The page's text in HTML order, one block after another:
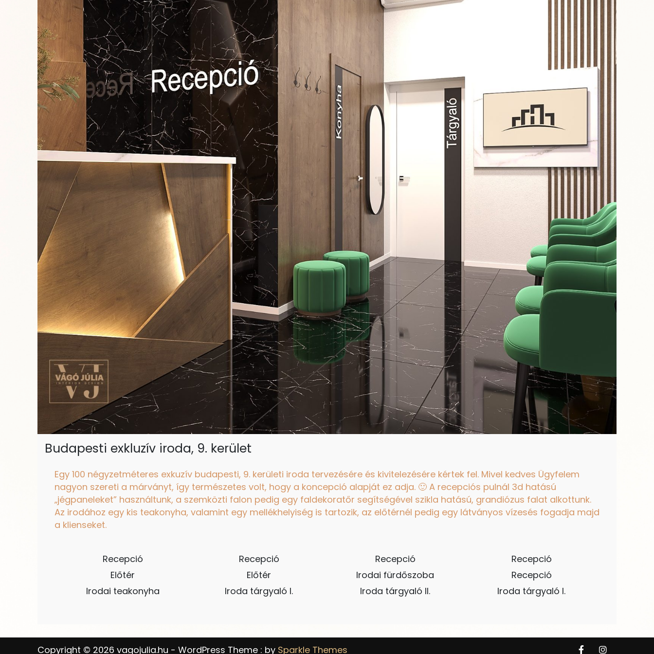
Budapesti exkluzív iroda, 9. kerület
Egy 100 négyzetméteres exkuzív budapesti, 9. kerületi iroda tervezésére és kivitelezésére kértek fel. Mivel kedves Ügyfelem
nagyon szereti a márványt, így természetes volt, hogy a koncepció alapját ez adja. 🙂 A recepciós pulnál 3d hatású
„jégpaneleket” használtunk, a szemközti falon pedig egy faldekoratőr segítségével szikla hatású, grandiózus falat alkottunk.
Az irodához egy kis teakonyha, valamint egy mellékhelyiség is tartozik, az előtérnél pedig egy látványos vízesés fogadja majd
a klienseket.
Recepció Recepció Recepció
Recepció
Előtér
Előtér Irodai fürdőszoba
Recepció
Irodai teakonyha
Iroda tárgyaló I. Iroda tárgyaló II. Iroda tárgyaló I.
Copyright © 2026 vagojulia.hu - WordPress Theme : by Sparkle Themes